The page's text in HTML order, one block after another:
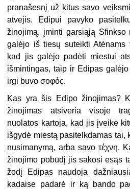
pranašesnį už kitus savo
atvejis. Edipui pavyko
žinojimą, įminti garsiąją
galėjo iš tiesų suteikti Atėnams
kad jis galėjo padėti miestui
išmintingas, taip ir Edipas
irgi buvo σοφὁς.
Kas yra šis Edipo žinojimas?
žinojimas atsiveria visoje
nuolatos kartoja, kad jis įveikė
išgydė miestą pasitelkdamas tai,
nusimanymą, arba savo τἑχνη.
žinojimo pobūdį jis sakosi esąs
žodį Edipas naudoja
kadaise padarė ir ką bando